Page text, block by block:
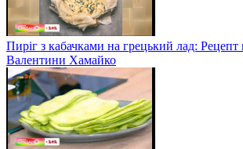
Пиріг з кабачками на грецький лад: Рецепт
Валентини Хамайко